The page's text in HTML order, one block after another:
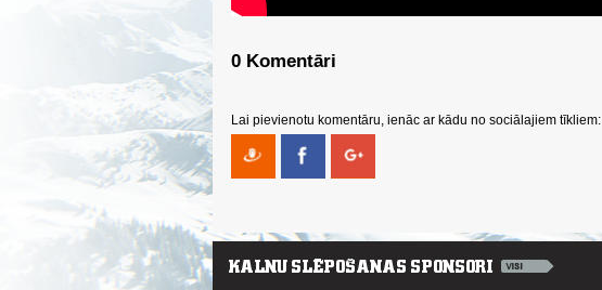
0 Komentāri
Lai pievienotu komentāru, ienāc ar kādu no sociālajiem tīkliem: